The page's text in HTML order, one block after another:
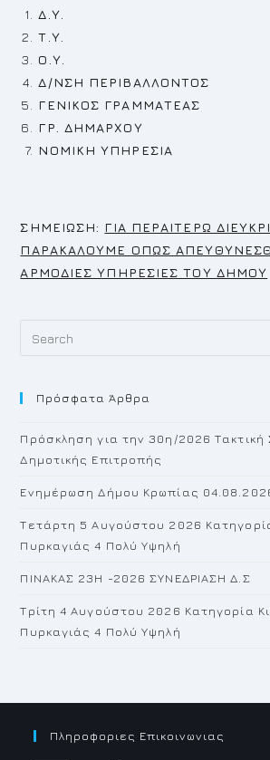
Δ.Υ.
Τ.Υ.
Ο.Υ.
Δ/ΝΣΗ ΠΕΡΙΒΑΛΛΟΝΤΟΣ
ΓΕΝΙΚΟΣ ΓΡΑΜΜΑΤΕΑΣ
ΓΡ. ΔΗΜΑΡΧΟΥ
ΝΟΜΙΚΗ ΥΠΗΡΕΣΙΑ
ΣΗΜΕΙΩΣΗ: ΓΙΑ ΠΕΡΑΙΤΕΡΩ
ΠΑΡΑΚΑΛΟΥΜΕ ΟΠΩΣ
ΑΡΜΟΔΙΕΣ ΥΠΗΡΕΣΙΕΣ ΤΟΥ ΔΗΜΟΥ
Πρόσφατα Άρθρα
Πρόσκληση για την 30η/2026 Τακτική
Δημοτικής Επιτροπής
Ενημέρωση Δήμου Κρωπίας
Τετάρτη 5 Αυγούστου 2026
Πυρκαγιάς 4 Πολύ Υψηλή
ΠΙΝΑΚΑΣ 23H -2026 ΣΥΝΕΔΡΙΑΣΗ Δ.Σ
Τρίτη 4 Αυγούστου 2026 Κατηγορία
Πυρκαγιάς 4 Πολύ Υψηλή
Πληροφοριες Επικοινωνιας